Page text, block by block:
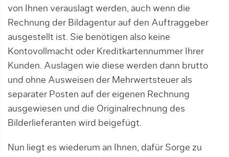
von Ihnen verauslagt werden, auch wenn die
Rechnung der Bildagentur auf den Auftraggeber
ausgestellt ist. Sie benötigen also keine
Kontovollmacht oder Kreditkartennummer Ihrer
Kunden. Auslagen wie diese werden dann brutto
und ohne Ausweisen der Mehrwertsteuer als
separater Posten auf der eigenen Rechnung
ausgewiesen und die Originalrechnung des
Bilderlieferanten wird beigefügt.
Nun liegt es wiederum an Ihnen, dafür Sorge zu